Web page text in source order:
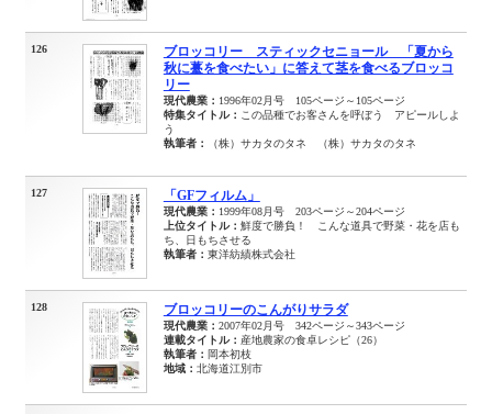
126
ブロッコリー スティックセニョール 「夏から
秋に薹を食べたい」に答えて茎を食べるブロッコ
リー
現代農業： 1996年02月号 105ページ～105ページ
特集タイトル： この品種でお客さんを呼ぼう アピールしよ
う
執筆者：
（株）サカタのタネ （株）サカタのタネ
127 「GFフィルム」
現代農業： 1999年08月号 203ページ～204ページ
上位タイトル： 鮮度で勝負！ こんな道具で野菜・花を店も
ち、日もちさせる
執筆者： 東洋紡績株式会社
128 ブロッコリーのこんがりサラダ
現代農業： 2007年02月号 342ページ～343ページ
連載タイトル： 産地農家の食卓レシピ（26）
執筆者： 岡本初枝
地域： 北海道江別市